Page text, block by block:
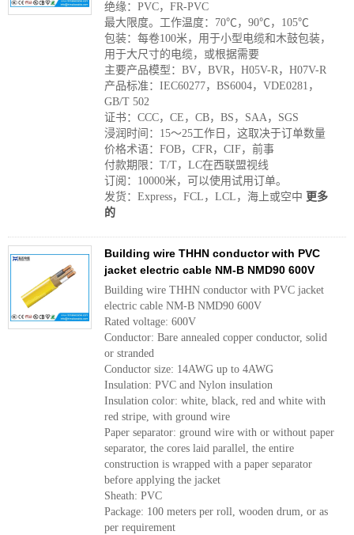
绝缘：PVC，FR-PVC
最大限度。工作温度：70℃，90℃，105℃
包装：每卷100米，用于小型电缆和木鼓包装，
用于大尺寸的电缆，或根据需要
主要产品模型：BV，BVR，H05V-R，H07V-R
产品标准：IEC60277，BS6004，VDE0281，
GB/T 502
证书：CCC，CE，CB，BS，SAA，SGS
浸润时间：15〜25工作日，这取决于订单数量
价格术语：FOB，CFR，CIF，前事
付款期限：T/T，LC在西联盟视线
订阅：10000米，可以使用试用订单。
发货：Express，FCL，LCL，海上或空中 更多
的
Building wire THHN conductor with PVC
jacket electric cable NM-B NMD90 600V
Building wire THHN conductor with PVC jacket
electric cable NM-B NMD90 600V
Rated voltage: 600V
Conductor: Bare annealed copper conductor, solid
or stranded
Conductor size: 14AWG up to 4AWG
Insulation: PVC and Nylon insulation
Insulation color: white, black, red and white with
red stripe, with ground wire
Paper separator: ground wire with or without paper
separator, the cores laid parallel, the entire
construction is wrapped with a paper separator
before applying the jacket
Sheath: PVC
Package: 100 meters per roll, wooden drum, or as
per requirement